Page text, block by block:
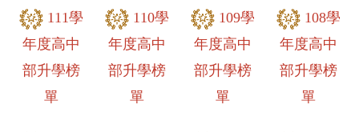
111學
年度高中
部升學榜
單
110學
年度高中
部升學榜
單
109學
年度高中
部升學榜
單
108學
年度高中
部升學榜
單